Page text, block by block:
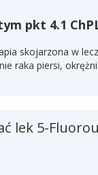
pkt 4.1
skojarzona w
raka piersi,
lek 5-